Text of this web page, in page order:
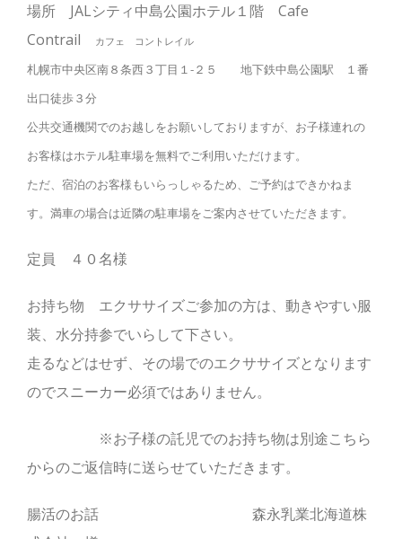
場所 JALシティ中島公園ホテル１階 Cafe
Contrail
カフェ コントレイル
札幌市中央区南８条西３丁目１-２５ 地下鉄中島公園駅 １番
出口徒歩３分
公共交通機関でのお越しをお願いしておりますが、お子様連れの
お客様はホテル駐車場を無料でご利用いただけます。
ただ、宿泊のお客様もいらっしゃるため、ご予約はできかねま
す。満車の場合は近隣の駐車場をご案内させていただきます。
定員 ４０名様
お持ち物 エクササイズご参加の方は、動きやすい服
装、水分持参でいらして下さい。
走るなどはせず、その場でのエクササイズとなります
のでスニーカー必須ではありません。
※お子様の託児でのお持ち物は別途こちら
からのご返信時に送らせていただきます。
腸活のお話
森永乳業北海道株